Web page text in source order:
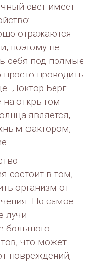
свет имеет
отражаются
поэтому не
себя под прямые
просто проводить
Доктор Берг
на открытом
является,
фактором,
состоит в том,
организм от
Но самое
лучи
большого
что может
повреждений,